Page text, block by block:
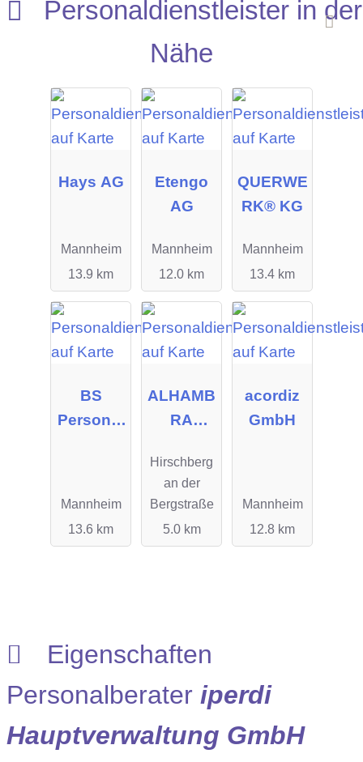
Personaldienstleister in der
Nähe
Hays AG
Mannheim
13.9 km
Etengo
AG
Mannheim
12.0 km
QUERWE
RK® KG
Mannheim
13.4 km
BS
Personal
Mannheim
13.6 km
ALHAMB
RA
TIONAL
Hirschberg
an der
Bergstraße
5.0 km
acordiz
GmbH
Mannheim
12.8 km
Eigenschaften
Personalberater iperdi
Hauptverwaltung GmbH